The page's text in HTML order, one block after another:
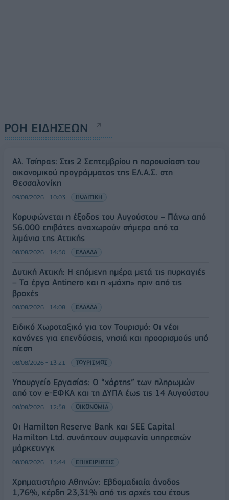
ΡΟΗ ΕΙΔΗΣΕΩΝ
Αλ. Τσίπρας: Στις 2 Σεπτεμβρίου η παρουσίαση του
οικονομικού προγράμματος της ΕΛ.Α.Σ. στη
Θεσσαλονίκη
09/08/2026 - 10:03 ΠΟΛΙΤΙΚΗ
Κορυφώνεται η έξοδος του Αυγούστου – Πάνω από
56.000 επιβάτες αναχωρούν σήμερα από τα
λιμάνια της Αττικής
08/08/2026 - 14:30 ΕΛΛΑΔΑ
Δυτική Αττική: Η επόμενη ημέρα μετά τις πυρκαγιές
– Τα έργα Antinero και η «μάχη» πριν από τις
βροχές
08/08/2026 - 14:08 ΕΛΛΑΔΑ
Ειδικό Χωροταξικό για τον Τουρισμό: Οι νέοι
κανόνες για επενδύσεις, νησιά και προορισμούς υπό
πίεση
08/08/2026 - 13:21 ΤΟΥΡΙΣΜΟΣ
Υπουργείο Εργασίας: Ο “χάρτης” των πληρωμών
από τον e-ΕΦΚΑ και τη ΔΥΠΑ έως τις 14 Αυγούστου
08/08/2026 - 12:58 ΟΙΚΟΝΟΜΙΑ
Οι Hamilton Reserve Bank και SEE Capital
Hamilton Ltd. συνάπτουν συμφωνία υπηρεσιών
μάρκετινγκ
08/08/2026 - 13:44 ΕΠΙΧΕΙΡΗΣΕΙΣ
Χρηματιστήριο Αθηνών: Εβδομαδιαία άνοδος
1,76%, κέρδη 23,31% από τις αρχές του έτους